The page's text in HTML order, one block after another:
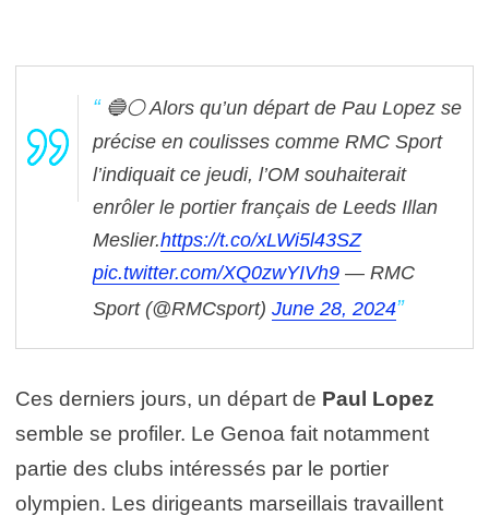
🔵⚪ Alors qu’un départ de Pau Lopez se
précise en coulisses comme RMC Sport
l’indiquait ce jeudi, l’OM souhaiterait
enrôler le portier français de Leeds Illan
Meslier.https://t.co/xLWi5l43SZ
pic.twitter.com/XQ0zwYIVh9 — RMC
Sport (@RMCsport) June 28, 2024
Ces derniers jours, un départ de Paul Lopez
semble se profiler. Le Genoa fait notamment
partie des clubs intéressés par le portier
olympien. Les dirigeants marseillais travaillent